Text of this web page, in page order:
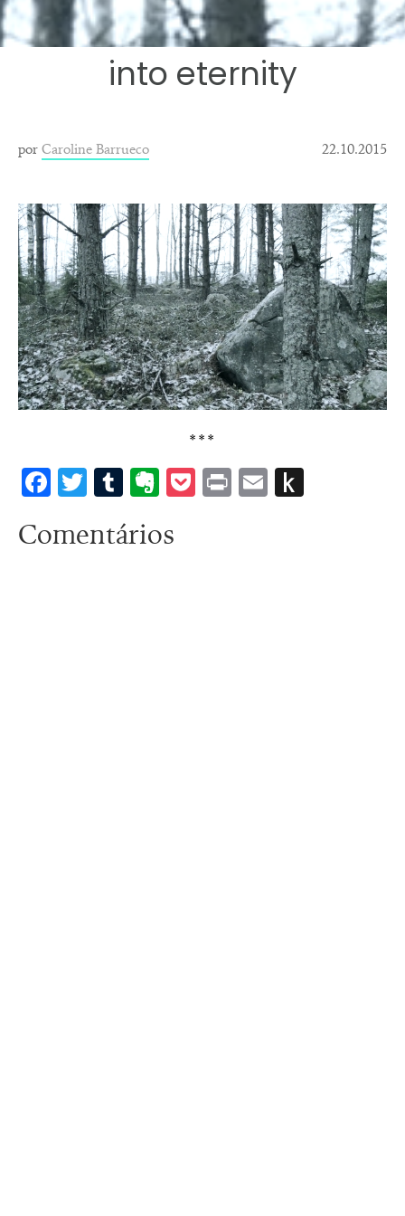
into eternity
porCaroline Barrueco 22.10.2015
***
Facebook
Twitter
Tumblr
Evernote
Pocket
PrintEmail
Comentários